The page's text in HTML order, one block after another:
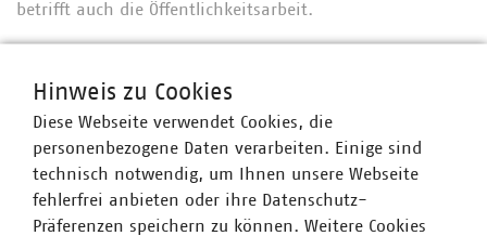
betrifft auch die Öffentlichkeitsarbeit.
bewertet und alle Beteiligten konnten nützliche Impulse
für die weitere Arbeit aufnehmen. Die VKU-Landesgruppe
wird die Kooperation mit dem LKA weiter vertiefen und
weitere Veranstaltungen dieser Art avisieren.
Hinweis zu Cookies
Diese Webseite verwendet Cookies, die
personenbezogene Daten verarbeiten. Einige sind
technisch notwendig, um Ihnen unsere Webseite
fehlerfrei anbieten oder ihre Datenschutz-
Präferenzen speichern zu können. Weitere Cookies